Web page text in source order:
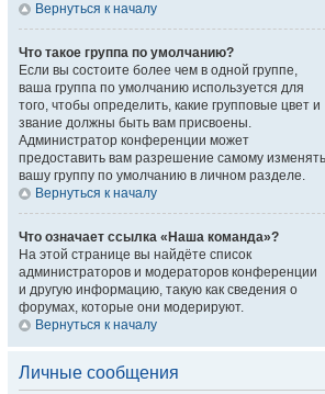
Вернуться к началу
Что такое группа по умолчанию?
Если вы состоите более чем в одной группе,
ваша группа по умолчанию используется для
того, чтобы определить, какие групповые цвет и
звание должны быть вам присвоены.
Администратор конференции может
предоставить вам разрешение самому изменять
вашу группу по умолчанию в личном разделе.
Вернуться к началу
Что означает ссылка «Наша команда»?
На этой странице вы найдёте список
администраторов и модераторов конференции
и другую информацию, такую как сведения о
форумах, которые они модерируют.
Вернуться к началу
Личные сообщения